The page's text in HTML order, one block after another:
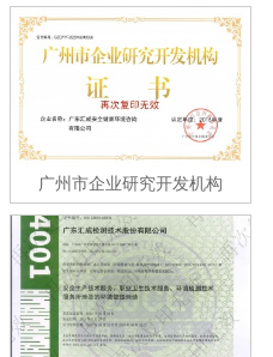
广州市企业研究开发机构